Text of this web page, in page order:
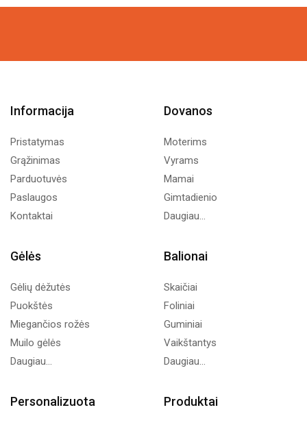
Informacija
Pristatymas
Grąžinimas
Parduotuvės
Paslaugos
Kontaktai
Dovanos
Moterims
Vyrams
Mamai
Gimtadienio
Daugiau...
Gėlės
Gėlių dėžutės
Puokštės
Miegančios rožės
Muilo gėlės
Daugiau...
Balionai
Skaičiai
Foliniai
Guminiai
Vaikštantys
Daugiau...
Personalizuota Produktai